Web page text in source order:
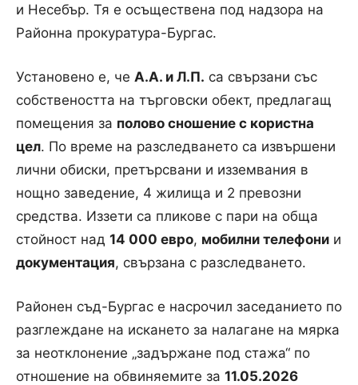
и Несебър. Тя е осъществена под надзора на
Районна прокуратура-Бургас.
Установено е, че А.А. и Л.П. са свързани със
собствеността на търговски обект, предлагащ
помещения за полово сношение с користна
цел. По време на разследването са извършени
лични обиски, претърсвани и изземвания в
нощно заведение, 4 жилища и 2 превозни
средства. Иззети са пликове с пари на обща
стойност над 14 000 евро, мобилни телефони и
документация, свързана с разследването.
Районен съд-Бургас е насрочил заседанието по
разглеждане на искането за налагане на мярка
за неотклонение „задържане под стажа“ по
отношение на обвиняемите за 11.05.2026